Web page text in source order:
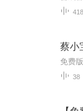
418
蔡小
免费
38